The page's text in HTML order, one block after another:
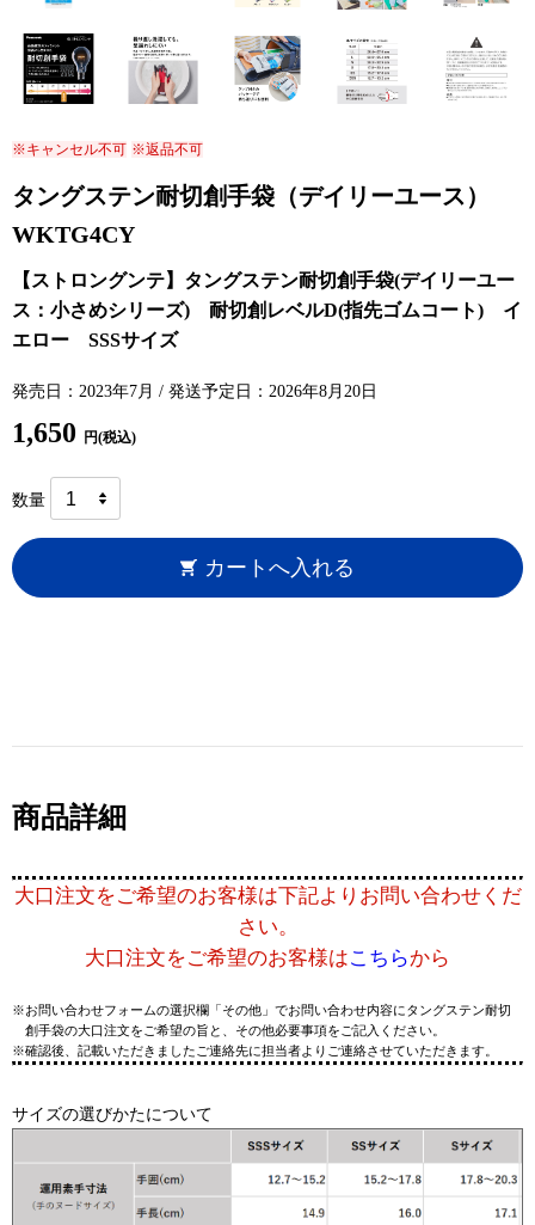
※キャンセル不可 ※返品不可
タングステン耐切創手袋（デイリーユース）
WKTG4CY
発売日：2023年7月 / 発送予定日：2026年8月20日
1,650 円(税込)
数量
カートへ入れる
商品詳細
大口注文をご希望のお客様は下記よりお問い合わせくだ
さい。
大口注文をご希望のお客様はこちらから
※お問い合わせフォームの選択欄「その他」でお問い合わせ内容にタングステン耐切
創手袋の大口注文をご希望の旨と、その他必要事項をご記入ください。
※確認後、記載いただきましたご連絡先に担当者よりご連絡させていただきます。
サイズの選びかたについて